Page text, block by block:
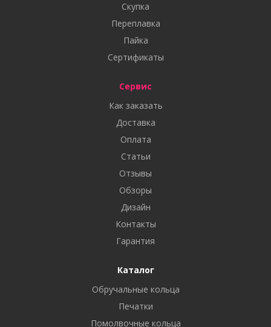
Скупка
Переплавка
Пайка
Сертификаты
Сервис
Как заказать
Доставка
Оплата
Статьи
Отзывы
Обзоры
Дизайн
Контакты
Гарантия
Каталог
Обручальные кольца
Печатки
Помолвочные кольца